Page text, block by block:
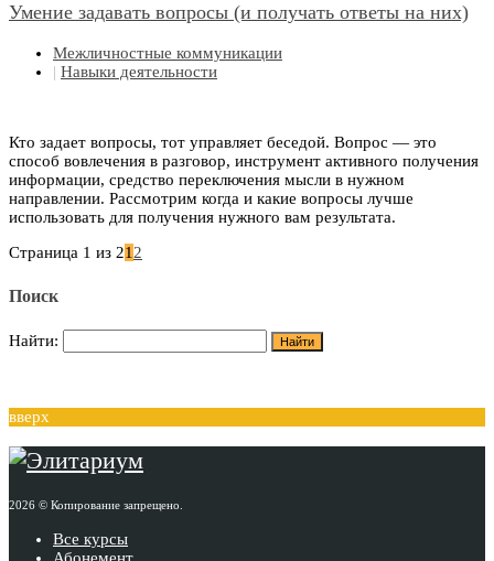
Умение задавать вопросы (и получать ответы на них)
Межличностные коммуникации
| Навыки деятельности
Кто задает вопросы, тот управляет беседой. Вопрос — это
способ вовлечения в разговор, инструмент активного получения
информации, средство переключения мысли в нужном
направлении. Рассмотрим когда и какие вопросы лучше
использовать для получения нужного вам результата.
Страница 1 из 212
Поиск
Найти:
вверх
2026 © Копирование запрещено.
Все курсы